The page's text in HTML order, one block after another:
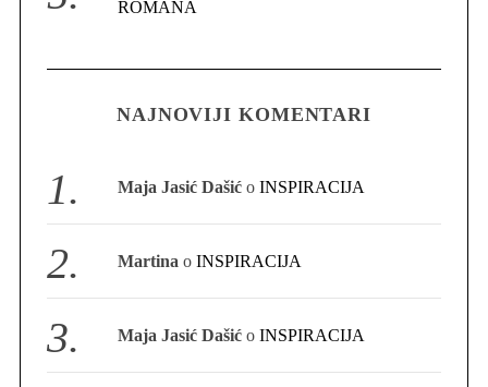
ROMANA
NAJNOVIJI KOMENTARI
Maja Jasić Dašić oINSPIRACIJA
Martina oINSPIRACIJA
Maja Jasić Dašić oINSPIRACIJA
e
a
r
c
h
f
o
r